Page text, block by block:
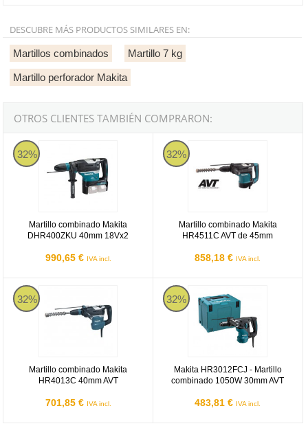
DESCUBRE MÁS PRODUCTOS SIMILARES EN:
Martillos combinados Martillo 7 kg
Martillo perforador Makita
OTROS CLIENTES TAMBIÉN COMPRARON:
32%
Martillo combinado Makita
DHR400ZKU 40mm 18Vx2
990,65 € IVA incl.
Martillo combinado Makita DHR400ZKU 40mm 18Vx2
32%
Martillo combinado Makita
HR4511C AVT de 45mm
858,18 € IVA incl.
Martillo combinado Makita
32%
Martillo combinado Makita
HR4013C 40mm AVT
701,85 € IVA incl.
Martillo combinado Makita HR4013C 40mm AVT
32%
Makita HR3012FCJ - Martillo
combinado 1050W 30mm AVT
483,81 € IVA incl.
Makita HR3012FCJ - Martillo